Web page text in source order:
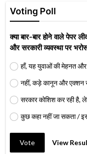
Voting Poll
क्या बार-बार होने वाले पेपर
और सरकारी व्यवस्था पर
हाँ, यह युवाओं की मेहनत
नहीं, कड़े कानून और एक्शन
सरकार कोशिश कर रही है,
कुछ कहा नहीं जा सकता /
Vote View